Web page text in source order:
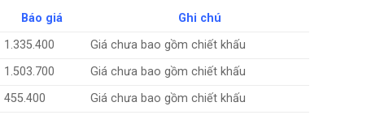
Báo giá
Ghi chú
1.335.400
Giá chưa bao gồm chiết khấu
1.503.700
Giá chưa bao gồm chiết khấu
455.400
Giá chưa bao gồm chiết khấu